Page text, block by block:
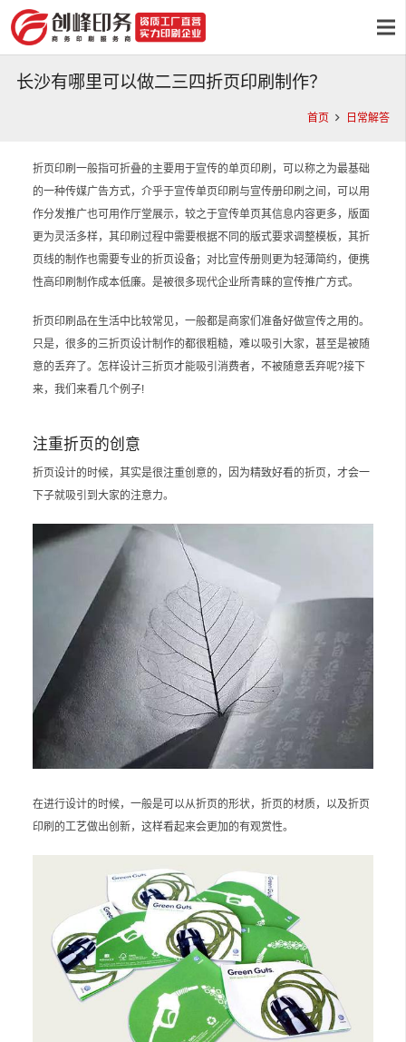
长沙有哪里可以做二三四折页印刷制作？
首页 日常解答
折页印刷一般指可折叠的主要用于宣传的单页印刷，可以称之为最基础
的一种传媒广告方式，介乎于宣传单页印刷与宣传册印刷之间，可以用
作分发推广也可用作厅堂展示，较之于宣传单页其信息内容更多，版面
更为灵活多样，其印刷过程中需要根据不同的版式要求调整模板，其折
页线的制作也需要专业的折页设备；对比宣传册则更为轻薄简约，便携
性高印刷制作成本低廉。是被很多现代企业所青睐的宣传推广方式。
折页印刷品在生活中比较常见，一般都是商家们准备好做宣传之用的。
只是，很多的三折页设计制作的都很粗糙，难以吸引大家，甚至是被随
意的丢弃了。怎样设计三折页才能吸引消费者，不被随意丢弃呢?接下
来，我们来看几个例子!
注重折页的创意
折页设计的时候，其实是很注重创意的，因为精致好看的折页，才会一
下子就吸引到大家的注意力。
在进行设计的时候，一般是可以从折页的形状，折页的材质，以及折页
印刷的工艺做出创新，这样看起来会更加的有观赏性。